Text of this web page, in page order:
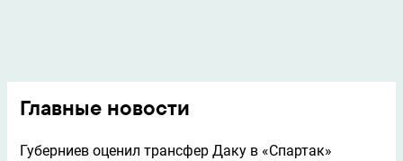
Главные новости
Губерниев оценил трансфер Даку в «Спартак»